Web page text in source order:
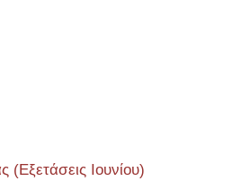
Ιουνίου)